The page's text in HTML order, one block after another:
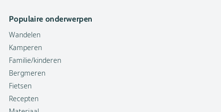
Populaire onderwerpen
Wandelen
Kamperen
Familie/kinderen
Bergmeren
Fietsen
Recepten